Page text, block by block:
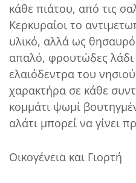
κάθε πιάτου, από τις
Κερκυραίοι το
υλικό, αλλά ως
απαλό, φρουτώδες
ελαιόδεντρα του
χαρακτήρα σε κάθε
κομμάτι ψωμί
αλάτι μπορεί να γίνει
Οικογένεια και Γιορτή